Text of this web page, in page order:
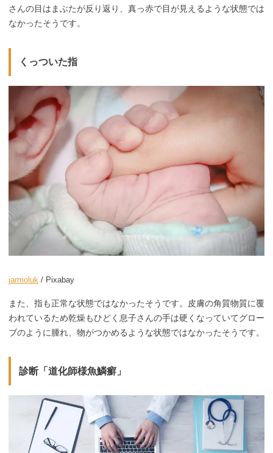
さんの目はまぶたが反り返り、真っ赤で目が見えるような状態では
なかったそうです。
くっついた指
jarmoluk / Pixabay
また、指も正常な状態ではなかったそうです。皮膚の角質物質に覆
われているため乾燥もひどく息子さんの手は硬くなっていてグロー
ブのように腫れ、物がつかめるような状態ではなかったそうです。
診断「道化師様魚鱗癬」